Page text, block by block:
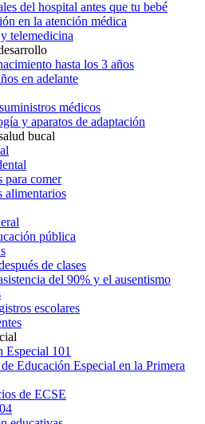
del hospital antes que tu bebé
en la atención médica
telemedicina
hasta los 3 años
en adelante
médicos
y aparatos de adaptación
bucal
para comer
alimentarios
pública
de clases
del 90% y el ausentismo
escolares
Especial 101
Educación Especial en la Primera
de ECSE